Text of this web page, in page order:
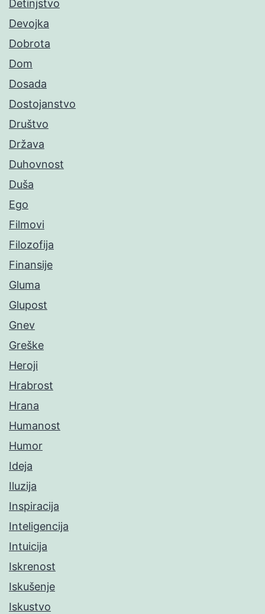
Detinjstvo
Devojka
Dobrota
Dom
Dosada
Dostojanstvo
Društvo
Država
Duhovnost
Duša
Ego
Filmovi
Filozofija
Finansije
Gluma
Glupost
Gnev
Greške
Heroji
Hrabrost
Hrana
Humanost
Humor
Ideja
Iluzija
Inspiracija
Inteligencija
Intuicija
Iskrenost
Iskušenje
Iskustvo